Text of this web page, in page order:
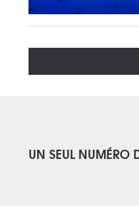
UN SEUL NUMÉRO